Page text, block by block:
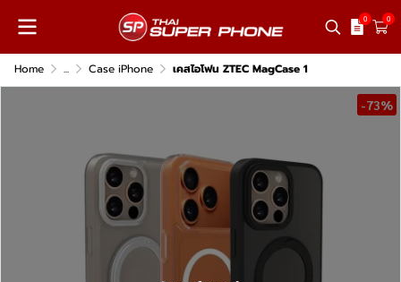
0 0
Home ... Case iPhone เคสไอโฟน ZTEC MagCase 1
-73%